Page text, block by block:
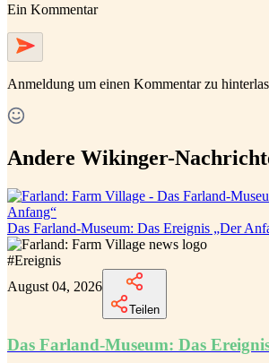
Ein Kommentar
Anmeldung um einen Kommentar zu
Andere Wikinger-
Das Farland-Museum: Das Ereignis „Der
#Ereignis
August 04, 2026
Teilen
Das Farland-Museum: Das